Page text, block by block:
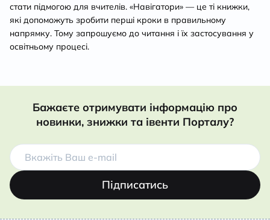
стати підмогою для вчителів. «Навігатори» — це ті книжки,
які допоможуть зробити перші кроки в правильному
напрямку. Тому запрошуємо до читання і їх застосування у
освітньому процесі.
Бажаєте отримувати інформацію про
новинки, знижки та івенти Порталу?
Підписатись